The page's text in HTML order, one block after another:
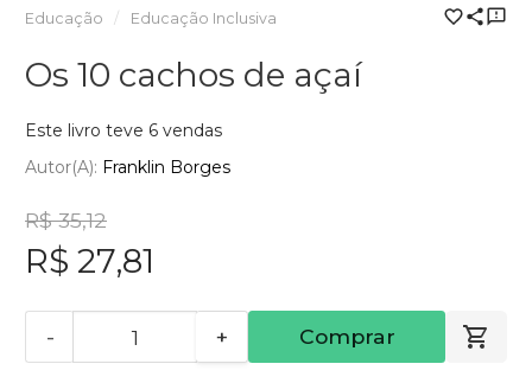
Educação Educação Inclusiva
Os 10 cachos de açaí
Este livro teve 6 vendas
Autor(a): Franklin Borges
R$ 35,12
R$ 27,81
- + Comprar